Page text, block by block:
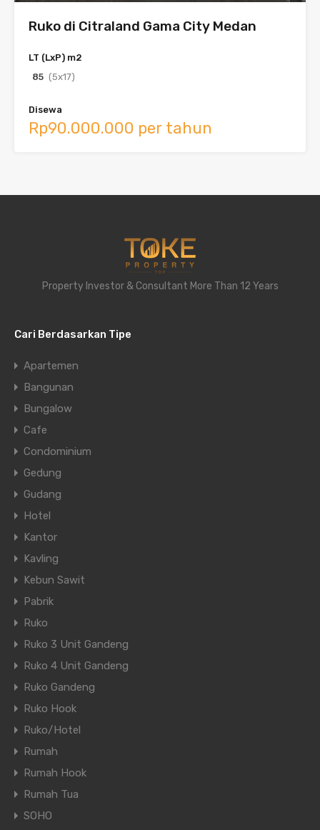
Ruko di Citraland Gama City Medan
LT (LxP) m2
85 (5x17)
Disewa
Rp90.000.000 per tahun
Property Investor & Consultant More Than 12 Years
Cari Berdasarkan Tipe
Apartemen
Bangunan
Bungalow
Cafe
Condominium
Gedung
Gudang
Hotel
Kantor
Kavling
Kebun Sawit
Pabrik
Ruko
Ruko 3 Unit Gandeng
Ruko 4 Unit Gandeng
Ruko Gandeng
Ruko Hook
Ruko/Hotel
Rumah
Rumah Hook
Rumah Tua
SOHO